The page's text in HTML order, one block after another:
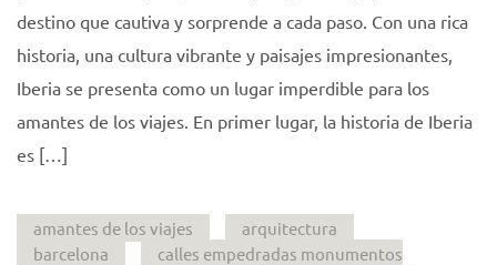
destino que cautiva y sorprende a cada paso. Con una rica
historia, una cultura vibrante y paisajes impresionantes,
Iberia se presenta como un lugar imperdible para los
amantes de los viajes. En primer lugar, la historia de Iberia
es […]
amantes de los viajes
arquitectura
barcelona
calles empedradas monumentos